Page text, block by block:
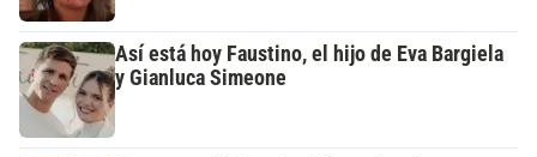
Así está hoy Faustino, el hijo de Eva Bargiela
y Gianluca Simeone